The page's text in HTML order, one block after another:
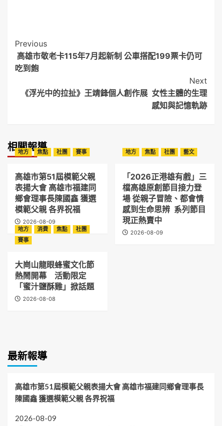
Post
Navigation
Previous
高雄市敬老卡115年7月起新制 公車搭配199票卡仍可
吃到飽
Next
《浮光中的拉扯》王靖鋒個人創作展 女性主體的生理
感知與記憶軌跡
相關報導
地方 焦點 社團 賽事
高雄市第51屆模範父親
表揚大會 高雄市福建同
鄉會理事長陳國鑫 獲選
模範父親 各界祝福
2026-08-09
地方 焦點 社團 藝文
「2026正港雄有戲」三
檔高雄原創節目接力登
場 從親子冒險、都會情
感到生命思辨 系列節目
現正熱賣中
2026-08-09
地方 消費 焦點
社團
賽事
大崗山龍眼蜂蜜文化節
熱鬧開幕 活動限定
「蜜汁鹽酥雞」掀話題
2026-08-08
最新報導
高雄市第51屆模範父親表揚大會 高雄市福建同鄉會理事長
陳國鑫 獲選模範父親 各界祝福
2026-08-09